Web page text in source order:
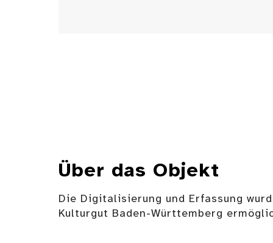
Über das Objekt
Die Digitalisierung und Erfassung
Kulturgut Baden-Württemberg